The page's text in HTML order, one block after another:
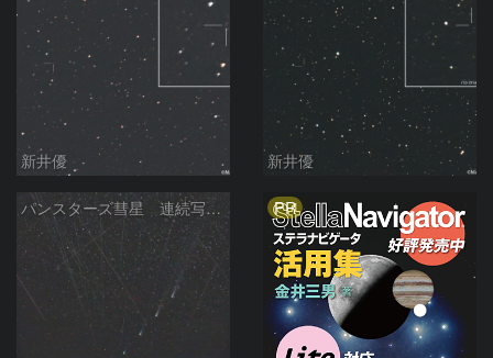
新井優 新井優
パンスターズ彗星 連続写真 再処理 PR